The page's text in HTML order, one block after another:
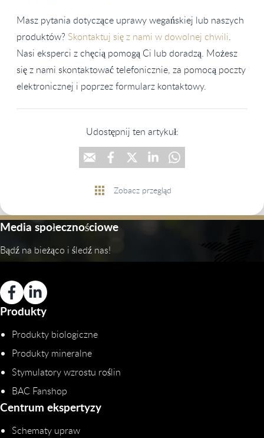
Masz pytania dotyczące uprawy wegańskiej lub naszych
produktów? Skontaktuj się z nami w dowolnej chwili.
Nasi eksperci z chęcią pomogą Ci lub doradzą. Możesz
się z nami skontaktować telefonicznie, za pomocą poczty
elektronicznej i poprzez formularz kontaktowy.
Udostępnij ten artykuł:
Zobacz przegląd
Media społecznościowe
Bądź na bieżąco i śledź nas!
Produkty
Produkty biologiczne
Produkty mineralne
Stymulatory wzrostu roślin
BAC Fanshop
Centrum ekspertyzy
Schematy upraw